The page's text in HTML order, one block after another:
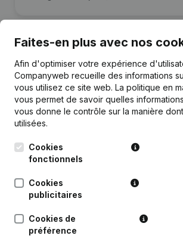
Publicationsde Don
Date Publication
27-12-2022
Personne Morale,
Questions fréquemment posées
Faites-en plus avec nos
Afin d'optimiser votre expérience
Companyweb recueille des informations
vous utilisez ce site web. La politique en
vous permet de savoir quelles
vous donne le contrôle sur la manière
utilisées.
Cookies
fonctionnels
Cookies
publicitaires
Cookies de
préférence